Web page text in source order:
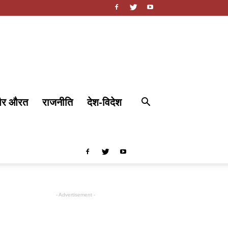
औरत राजनीति
देश-विदेश
- Advertisement -